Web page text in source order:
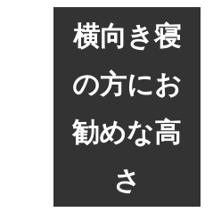
横向き寝
の方にお
勧めな高
さ